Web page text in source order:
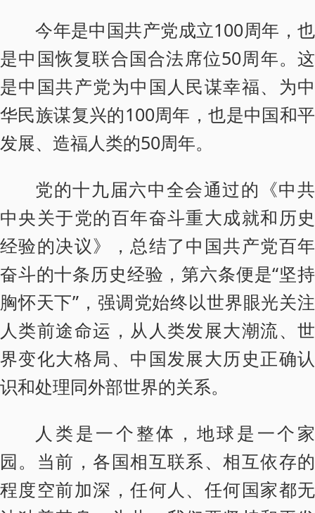
今年是中国共产党成立100周年，也
是中国恢复联合国合法席位50周年。这
是中国共产党为中国人民谋幸福、为中
华民族谋复兴的100周年，也是中国和平
发展、造福人类的50周年。
党的十九届六中全会通过的《中共
中央关于党的百年奋斗重大成就和历史
经验的决议》，总结了中国共产党百年
奋斗的十条历史经验，第六条便是“坚持
胸怀天下”，强调党始终以世界眼光关注
人类前途命运，从人类发展大潮流、世
界变化大格局、中国发展大历史正确认
识和处理同外部世界的关系。
人类是一个整体，地球是一个家
园。当前，各国相互联系、相互依存的
程度空前加深，任何人、任何国家都无